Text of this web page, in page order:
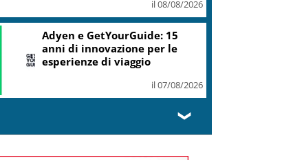
il 08/08/2026
Adyen e GetYourGuide: 15
anni di innovazione per le
esperienze di viaggio
il 07/08/2026
❯